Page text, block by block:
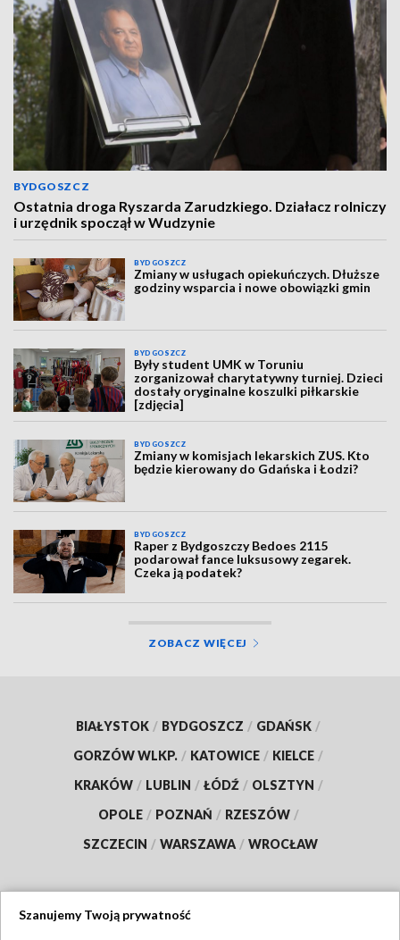
BYDGOSZCZ
Ostatnia droga Ryszarda Zarudzkiego. Działacz rolniczy
i urzędnik spoczął w Wudzynie
BYDGOSZCZ
Zmiany w usługach opiekuńczych. Dłuższe
godziny wsparcia i nowe obowiązki gmin
BYDGOSZCZ
Były student UMK w Toruniu
zorganizował charytatywny turniej. Dzieci
dostały oryginalne koszulki piłkarskie
[zdjęcia]
BYDGOSZCZ
Zmiany w komisjach lekarskich ZUS. Kto
będzie kierowany do Gdańska i Łodzi?
BYDGOSZCZ
Raper z Bydgoszczy Bedoes 2115
podarował fance luksusowy zegarek.
Czeka ją podatek?
ZOBACZ WIĘCEJ
BIAŁYSTOK / BYDGOSZCZ / GDAŃSK /
GORZÓW WLKP. / KATOWICE / KIELCE /
KRAKÓW / LUBLIN / ŁÓDŹ / OLSZTYN /
OPOLE / POZNAŃ / RZESZÓW /
SZCZECIN / WARSZAWA / WROCŁAW
Szanujemy Twoją prywatność